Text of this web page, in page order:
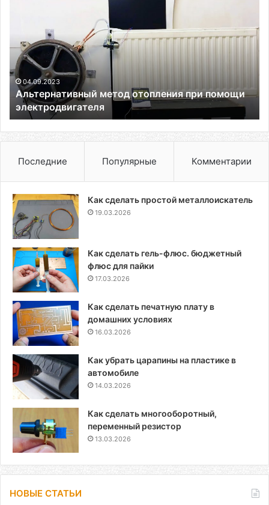
помощи
электродвигателя
04.09.2023
Альтернативный метод отопления при помощи
электродвигателя
Последние Популярные Комментарии
Как сделать простой металлоискатель
19.03.2026
Как сделать гель-флюс. бюджетный
флюс для пайки
17.03.2026
Как сделать печатную плату в
домашних условиях
16.03.2026
Как убрать царапины на пластике в
автомобиле
14.03.2026
Как сделать многооборотный,
переменный резистор
13.03.2026
НОВЫЕ СТАТЬИ